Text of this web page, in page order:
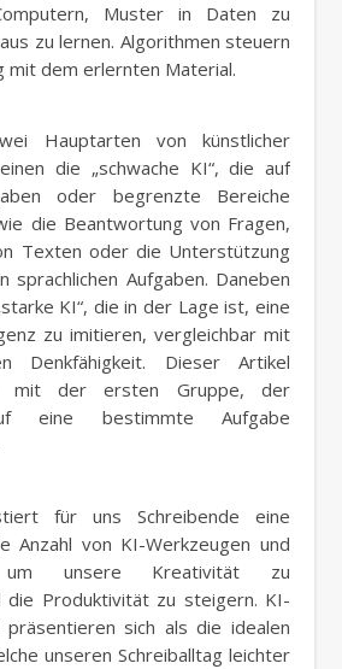
Muster in Daten zu
zu lernen. Algorithmen steuern
mit dem erlernten Material.
Hauptarten von künstlicher
die „schwache KI“, die auf
oder begrenzte Bereiche
die Beantwortung von Fragen,
Texten oder die Unterstützung
sprachlichen Aufgaben. Daneben
KI“, die in der Lage ist, eine
zu imitieren, vergleichbar mit
Denkfähigkeit. Dieser Artikel
mit der ersten Gruppe, der
eine bestimmte Aufgabe
für uns Schreibende eine
Anzahl von KI-Werkzeugen und
um unsere Kreativität zu
die Produktivität zu steigern. KI-
sich als die idealen
unseren Schreiballtag leichter